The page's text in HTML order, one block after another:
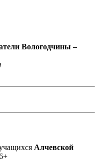
Вологодчины –
Алчевской